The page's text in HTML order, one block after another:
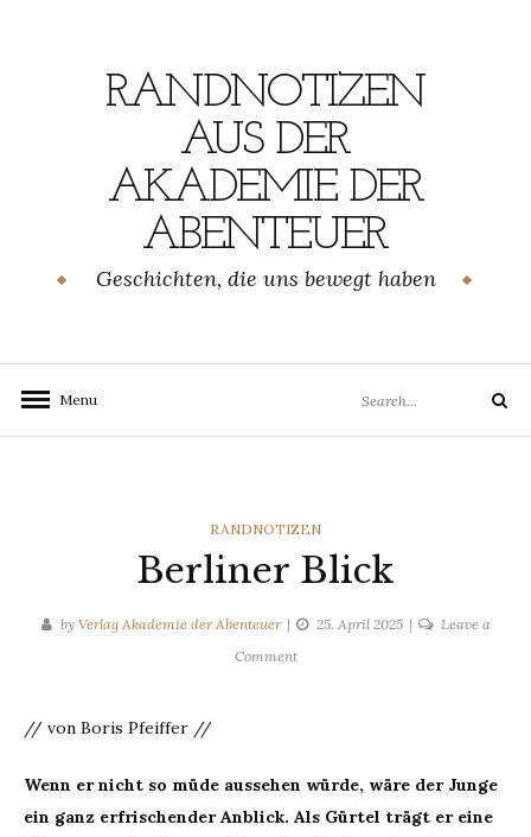
RANDNOTIZEN
AUS DER
AKADEMIE DER
ABENTEUER
Geschichten, die uns bewegt haben
Menu
for:
Search
CATEGORIES
RANDNOTIZEN
Berliner Blick
by Verlag Akademie der Abenteuer 25. April 2025
Leave a
Commenton
// von Boris Pfeiffer //
Wenn er nicht so müde aussehen würde, wäre der Junge
ein ganz erfrischender Anblick. Als Gürtel trägt er eine